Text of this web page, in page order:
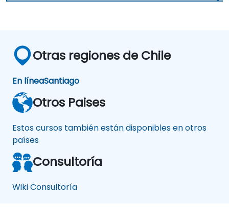
Otras regiones de Chile
En líneaSantiago
Otros Paises
Estos cursos también están disponibles en otros
países
Consultoría
Wiki Consultoría